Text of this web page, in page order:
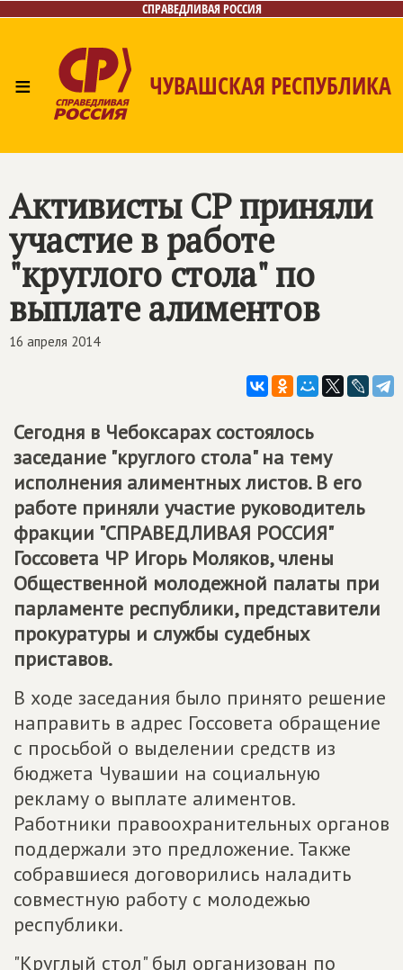
СПРАВЕДЛИВАЯ РОССИЯ
≡ ЧУВАШСКАЯ РЕСПУБЛИКА
Контакты
Активисты СР приняли
участие в работе
"круглого стола" по
выплате алиментов
16 апреля 2014
Сегодня в Чебоксарах состоялось
заседание "круглого стола" на тему
исполнения алиментных листов. В его
работе приняли участие руководитель
фракции "СПРАВЕДЛИВАЯ РОССИЯ"
Госсовета ЧР Игорь Моляков, члены
Общественной молодежной палаты при
парламенте республики, представители
прокуратуры и службы судебных
приставов.
В ходе заседания было принято решение
направить в адрес Госсовета обращение
с просьбой о выделении средств из
бюджета Чувашии на социальную
рекламу о выплате алиментов.
Работники правоохранительных органов
поддержали это предложение. Также
собравшиеся договорились наладить
совместную работу с молодежью
республики.
"Круглый стол" был организован по